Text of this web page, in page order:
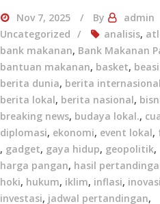
Nov 7, 2025 By
admin
Uncategorized
analisis,
bank makanan, Bank Makanan
bantuan makanan, basket,
berita dunia, berita internasional
berita lokal, berita nasional,
breaking news, budaya lokal.,
diplomasi, ekonomi, event lokal,
, gadget, gaya hidup, geopolitik,
harga pangan, hasil
hoki, hukum, iklim, inflasi, inovasi
investasi, jadwal pertandingan,